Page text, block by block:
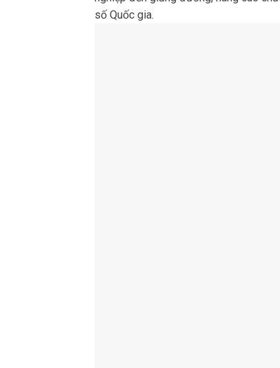
số Quốc gia.